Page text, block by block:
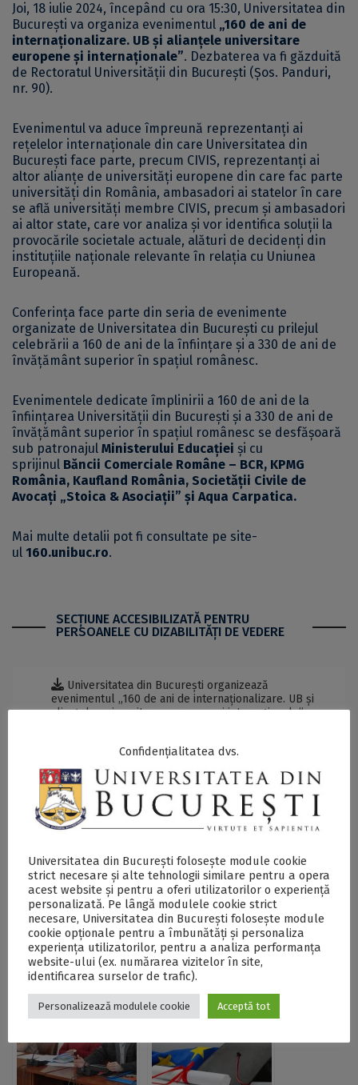
Joi, 18 iulie 2024, începând cu ora 15:30, Universitatea din
București va organiza evenimentul „160 de ani de
internaționalizare. UB și alianțele universitare
europene și internaționale”. Dezbaterea va fi găzduită
de Rectoratul Universității din București (Șos. Panduri,
nr. 90).
Evenimentul va aduce împreună reprezentanți ai
rețelelor internaționale din care Universitatea din
București face parte, precum CIVIS, reprezentanți ai
altor alianțe de universități europene din care fac parte
universități din România, ambasadori ai statelor în care
se află universități membre CIVIS, precum și ambasadori
ai altor state, care vor analiza și vor identifica soluții la
provocările societale actuale, alături de decidenți din
instituțiile naționale relevante în relația cu Uniunea
Europeană.
Conferința face parte din seria de evenimente
organizate de Universitatea din București cu prilejul
celebrării a 160 de ani de la înființare și a 330 de ani de
învățământ superior în spațiul românesc.
Evenimentele dedicate împlinirii a 160 de ani de la
înființarea Universității din București și a 330 de ani de
învățământ superior în spațiul românesc se desfășoară
sub patronajul Ministerului Educației și cu
sprijinul Băncii Comerciale Române – BCR, KPMG
România, Kaufland România, Societății Civile de
Avocați „Stoica & Asociații” și Aqua Carpatica.
Mai multe detalii pot fi consultate pe site-
ul 160.unibuc.ro.
SECŢIUNE ACCESIBILIZATĂ PENTRU
PERSOANELE CU DIZABILITĂŢI DE VEDERE
Universitatea din București organizează
evenimentul „160 de ani de internaționalizare. UB și
alianțele universitare europene și internaționale” -
Postări Asemănătoare:
Conferința
„Excelența (și) la
feminin în
București. Către o
istorie incluzivă a
UB”: evenimentul
face parte din seria
Universitatea din
București
demarează seria de
care celebrează 160
de ani de la
ani de tradiție
academică în
Confidențialitatea dvs.
Universitatea din București folosește module cookie
strict necesare și alte tehnologii similare pentru a opera
acest website și pentru a oferi utilizatorilor o experiență
personalizată. Pe lângă modulele cookie strict
necesare, Universitatea din București folosește module
cookie opționale pentru a îmbunătăți și personaliza
experiența utilizatorilor, pentru a analiza performanța
website-ului (ex. numărarea vizitelor în site,
identificarea surselor de trafic).
Personalizează modulele cookie Acceptă tot